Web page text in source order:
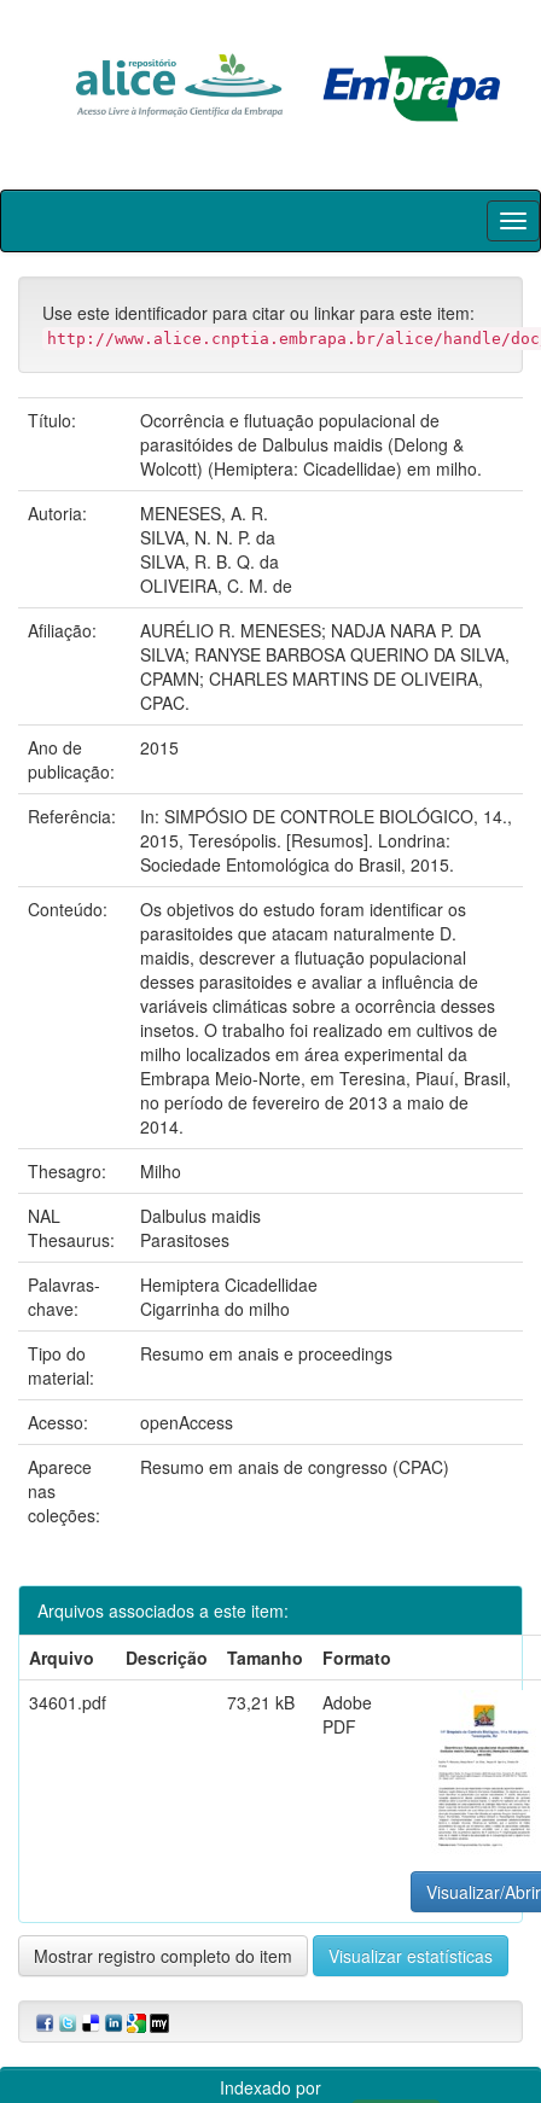
Skip
Use este identificador para citar ou linkar para este item:
http://www.alice.cnptia.embrapa.br/alice/handle/doc/
Título:
Ocorrência e flutuação populacional de
parasitóides de Dalbulus maidis (Delong &
Wolcott) (Hemiptera: Cicadellidae) em milho.
Autoria:
MENESES, A. R.
SILVA, N. N. P. da
SILVA, R. B. Q. da
OLIVEIRA, C. M. de
Afiliação:
AURÉLIO R. MENESES; NADJA NARA P. DA
SILVA; RANYSE BARBOSA QUERINO DA SILVA,
CPAMN; CHARLES MARTINS DE OLIVEIRA,
CPAC.
Ano de
publicação:
2015
Referência:
In: SIMPÓSIO DE CONTROLE BIOLÓGICO, 14.,
2015, Teresópolis. [Resumos]. Londrina:
Sociedade Entomológica do Brasil, 2015.
Conteúdo:
Os objetivos do estudo foram identificar os
parasitoides que atacam naturalmente D.
maidis, descrever a flutuação populacional
desses parasitoides e avaliar a influência de
variáveis climáticas sobre a ocorrência desses
insetos. O trabalho foi realizado em cultivos de
milho localizados em área experimental da
Embrapa Meio-Norte, em Teresina, Piauí, Brasil,
no período de fevereiro de 2013 a maio de
2014.
Thesagro:
Milho
NAL
Thesaurus:
Dalbulus maidis
Parasitoses
Palavras-
chave:
Hemiptera Cicadellidae
Cigarrinha do milho
Tipo do
material:
Resumo em anais e proceedings
Acesso:
openAccess
Aparece
nas
coleções:
Resumo em anais de congresso (CPAC)
Arquivos associados a este item:
Arquivo
Descrição Tamanho
Formato
34601.pdf
73,21 kB
Adobe
PDF
Visualizar/Abrir
Mostrar registro completo do item Visualizar estatísticas
Indexado por